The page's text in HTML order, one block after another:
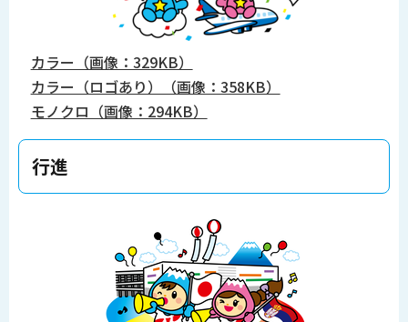
カラー（画像：329KB）
カラー（ロゴあり）（画像：358KB）
モノクロ（画像：294KB）
行進